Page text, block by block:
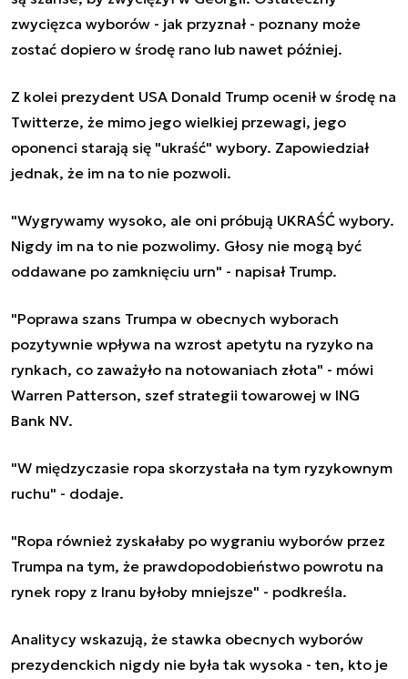
zwycięzca wyborów - jak przyznał - poznany może
zostać dopiero w środę rano lub nawet później.
Z kolei prezydent USA Donald Trump ocenił w środę na
Twitterze, że mimo jego wielkiej przewagi, jego
oponenci starają się "ukraść" wybory. Zapowiedział
jednak, że im na to nie pozwoli.
"Wygrywamy wysoko, ale oni próbują UKRAŚĆ wybory.
Nigdy im na to nie pozwolimy. Głosy nie mogą być
oddawane po zamknięciu urn" - napisał Trump.
"Poprawa szans Trumpa w obecnych wyborach
pozytywnie wpływa na wzrost apetytu na ryzyko na
rynkach, co zaważyło na notowaniach złota" - mówi
Warren Patterson, szef strategii towarowej w ING
Bank NV.
"W międzyczasie ropa skorzystała na tym ryzykownym
ruchu" - dodaje.
"Ropa również zyskałaby po wygraniu wyborów przez
Trumpa na tym, że prawdopodobieństwo powrotu na
rynek ropy z Iranu byłoby mniejsze" - podkreśla.
Analitycy wskazują, że stawka obecnych wyborów
prezydenckich nigdy nie była tak wysoka - ten, kto je